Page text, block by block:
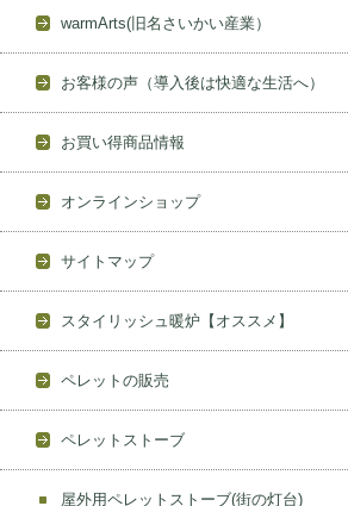
warmArts(旧名さいかい産業）
お客様の声（導入後は快適な生活へ）
お買い得商品情報
オンラインショップ
サイトマップ
スタイリッシュ暖炉【オススメ】
ペレットの販売
ペレットストーブ
屋外用ペレットストーブ(街の灯台)